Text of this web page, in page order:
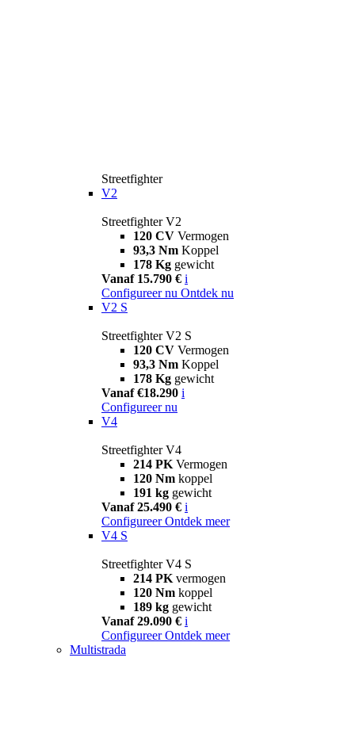
Streetfighter
V2
Streetfighter V2
120 CV Vermogen
93,3 Nm Koppel
178 Kg gewicht
Vanaf 15.790 € i
Configureer nu Ontdek nu
V2 S
Streetfighter V2 S
120 CV Vermogen
93,3 Nm Koppel
178 Kg gewicht
Vanaf €18.290 i
Configureer nu
V4
Streetfighter V4
214 PK Vermogen
120 Nm koppel
191 kg gewicht
Vanaf 25.490 € i
Configureer Ontdek meer
V4 S
Streetfighter V4 S
214 PK vermogen
120 Nm koppel
189 kg gewicht
Vanaf 29.090 € i
Configureer Ontdek meer
Multistrada